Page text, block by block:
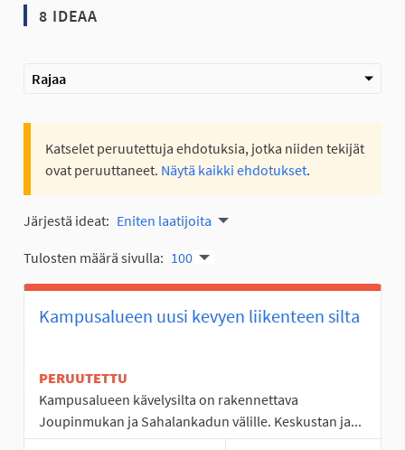
8 IDEAA
Rajaa
Katselet peruutettuja ehdotuksia, jotka niiden tekijät
ovat peruuttaneet. Näytä kaikki ehdotukset.
Järjestä ideat: Eniten laatijoita
Tulosten määrä sivulla: 100
Kampusalueen uusi kevyen liikenteen silta
PERUUTETTU
Kampusalueen kävelysilta on rakennettava
Joupinmukan ja Sahalankadun välille. Keskustan ja...